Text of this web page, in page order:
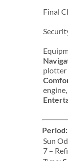
Final
plotter
Sun
7 –